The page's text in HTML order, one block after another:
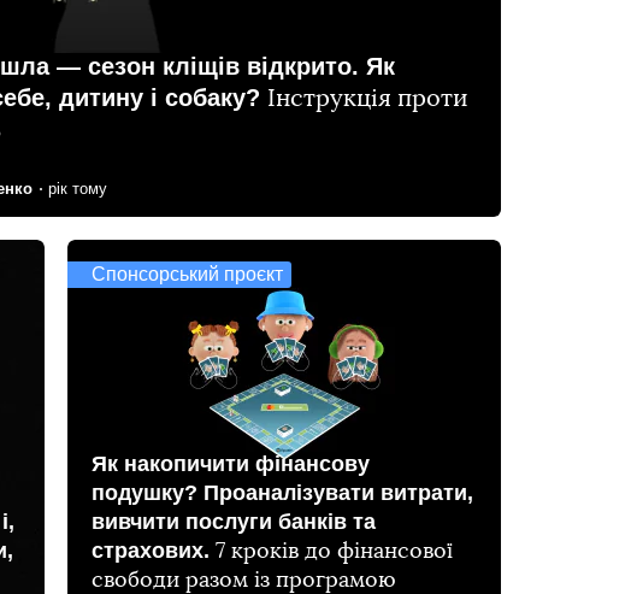
— сезон кліщів відкрито. Як
дитину і собаку? Інструкція проти
рік тому
Спонсорський проєкт
Як накопичити фінансову
подушку? Проаналізувати витрати,
вивчити послуги банків та
страхових. 7 кроків до фінансової
свободи разом із програмою